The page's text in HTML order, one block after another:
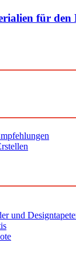
für
und